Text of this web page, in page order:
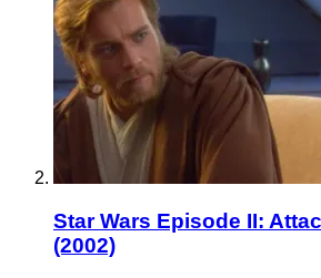
Star Wars Episode II:
(2002)